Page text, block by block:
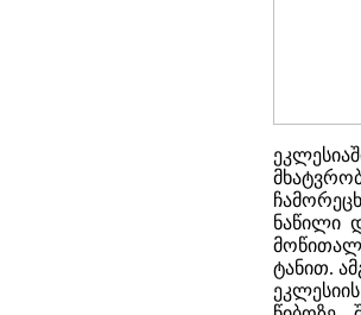
ნაწილი
ტანით.